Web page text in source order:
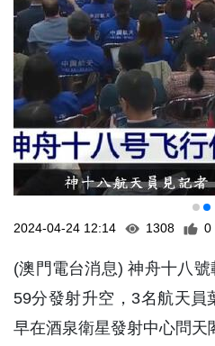
2024-04-24 12:14 1308 0
(澳門電台消息) 神舟十八
59分發射升空，3名航天員
早在酒泉衛星發射中心問天